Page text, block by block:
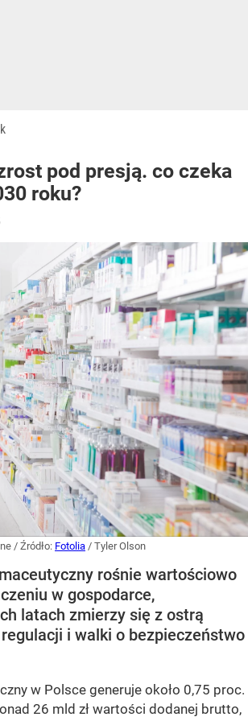
pod presją. co czeka
roku?
/ Źródło: Fotolia / Tyler Olson
rośnie wartościowo
w gospodarce,
latach zmierzy się z ostrą
i walki o bezpieczeństwo
w Polsce generuje około 0,75 proc.
26 mld zł wartości dodanej brutto,